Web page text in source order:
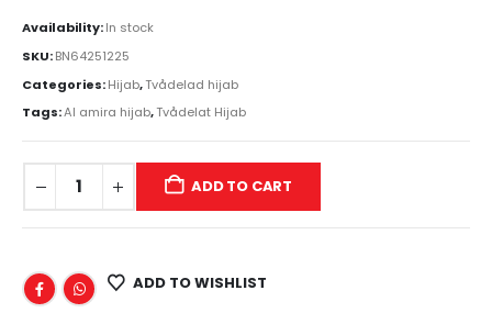
Availability:In stock
SKU:BN64251225
Categories:Hijab,Tvådelad hijab
Tags:Al amira hijab,Tvådelat Hijab
ADD TO CART
ADD TO WISHLIST